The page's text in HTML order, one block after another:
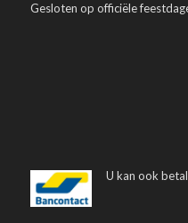
Gesloten op officiële
U kan ook